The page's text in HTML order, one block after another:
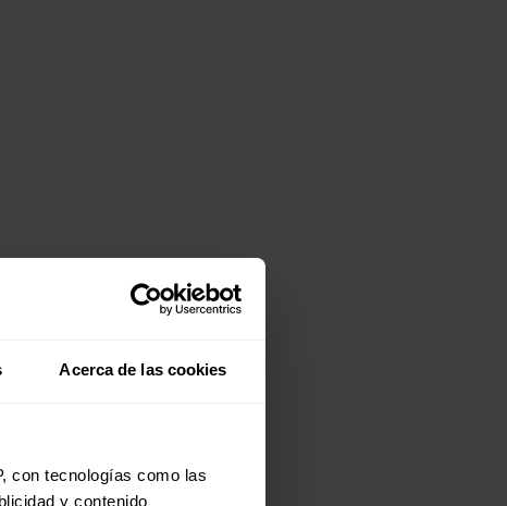
Acerca de las cookies
con tecnologías como las
y contenido